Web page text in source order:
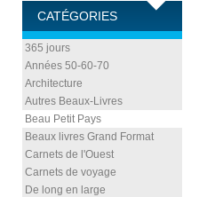
CATÉGORIES
365 jours
Années 50-60-70
Architecture
Autres Beaux-Livres
Beau Petit Pays
Beaux livres Grand Format
Carnets de l'Ouest
Carnets de voyage
De long en large